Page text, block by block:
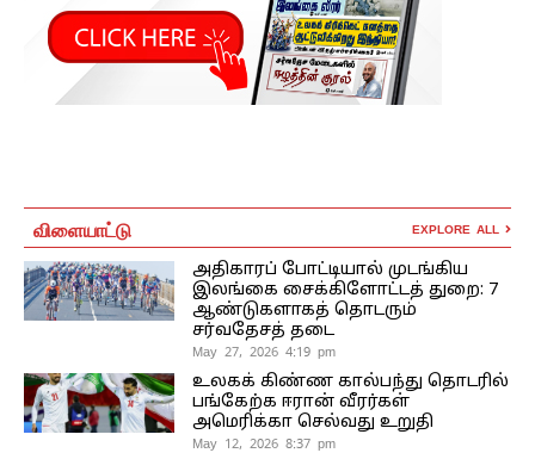
விளையாட்டு EXPLORE ALL
அதிகாரப் போட்டியால் முடங்கிய
இலங்கை சைக்கிளோட்டத் துறை: 7
ஆண்டுகளாகத் தொடரும்
சர்வதேசத் தடை
May 27, 2026 4:19 pm
உலகக் கிண்ண கால்பந்து தொடரில்
பங்கேற்க ஈரான் வீரர்கள்
அமெரிக்கா செல்வது உறுதி
May 12, 2026 8:37 pm